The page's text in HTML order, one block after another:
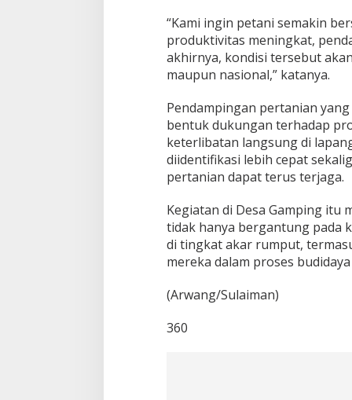
“Kami ingin petani semakin
produktivitas meningkat,
akhirnya, kondisi tersebut
maupun nasional,” katanya.
Pendampingan pertanian
bentuk dukungan terhadap
keterlibatan langsung di
diidentifikasi lebih cepat
pertanian dapat terus terjaga.
Kegiatan di Desa Gamping itu
tidak hanya bergantung pada
di tingkat akar rumput,
mereka dalam proses
(Arwang/Sulaiman)
360